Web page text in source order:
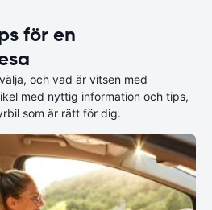
för en
och vad är vitsen med
med nyttig information och tips,
som är rätt för dig.